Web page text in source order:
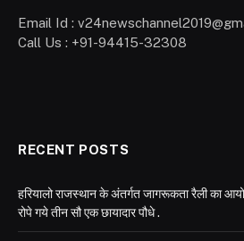
Email Id :
Call Us : +91-94415-32308
RECENT POSTS
हरियालो राजस्थान के अंतर्गत जागरूकता रैली का
रोपे गये तीन सौ एक छायादार पौधे .